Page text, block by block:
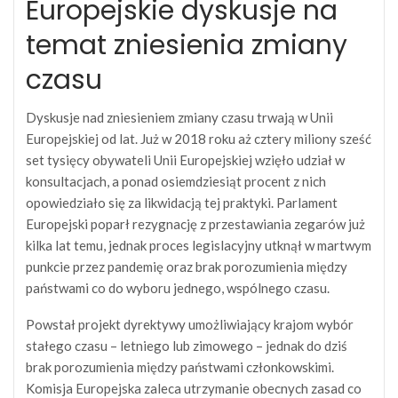
Europejskie dyskusje na
temat zniesienia zmiany
czasu
Dyskusje nad zniesieniem zmiany czasu trwają w Unii
Europejskiej od lat. Już w 2018 roku aż cztery miliony sześć
set tysięcy obywateli Unii Europejskiej wzięło udział w
konsultacjach, a ponad osiemdziesiąt procent z nich
opowiedziało się za likwidacją tej praktyki. Parlament
Europejski poparł rezygnację z przestawiania zegarów już
kilka lat temu, jednak proces legislacyjny utknął w martwym
punkcie przez pandemię oraz brak porozumienia między
państwami co do wyboru jednego, wspólnego czasu.
Powstał projekt dyrektywy umożliwiający krajom wybór
stałego czasu – letniego lub zimowego – jednak do dziś
brak porozumienia między państwami członkowskimi.
Komisja Europejska zaleca utrzymanie obecnych zasad co